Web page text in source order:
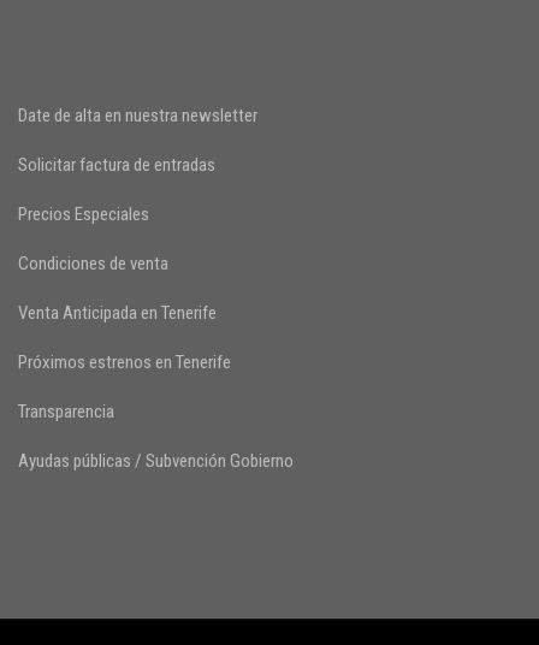
Date de alta en nuestra newsletter
Solicitar factura de entradas
Precios Especiales
Condiciones de venta
Venta Anticipada en Tenerife
Próximos estrenos en Tenerife
Transparencia
Ayudas públicas / Subvención Gobierno